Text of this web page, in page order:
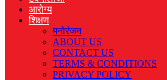
आरोग्य
शिक्षण
मनोरंजन
ABOUT US
CONTACT US
TERMS & CONDITIONS
PRIVACY POLICY